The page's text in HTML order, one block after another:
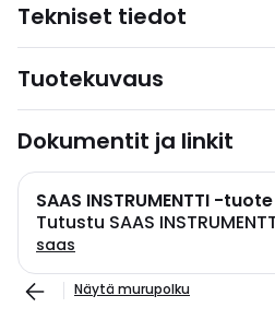
Tekniset tiedot
Tuotekuvaus
Dokumentit ja linkit
SAAS INSTRUMENTTI -tuote
Tutustu SAAS
saas
Näytä murupolku